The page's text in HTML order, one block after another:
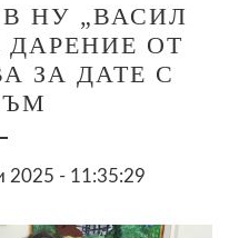
НУ „ВАСИЛ
ДАРЕНИЕ ОТ
ЗА ДАТЕ С
2025 - 11:35:29